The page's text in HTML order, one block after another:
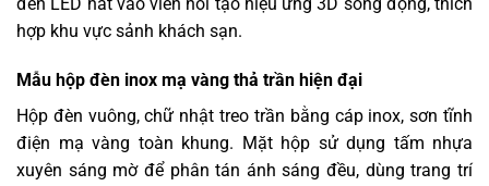
hợp khu vực sảnh khách sạn.
Mẫu hộp đèn inox mạ vàng thả trần hiện đại
Hộp đèn vuông, chữ nhật treo trần bằng cáp inox, sơn tĩnh
điện mạ vàng toàn khung. Mặt hộp sử dụng tấm nhựa
xuyên sáng mờ để phân tán ánh sáng đều, dùng trang trí